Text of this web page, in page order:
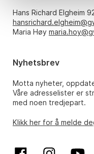
Hans Richard Elgheim
Maria Høy
Nyhetsbrev
Motta nyheter,
Våre adresselister er
med noen tredjepart.
Klikk her for å melde